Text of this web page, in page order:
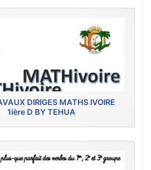
DIRIGES MATHS IVOIRE
1ière D BY TEHUA